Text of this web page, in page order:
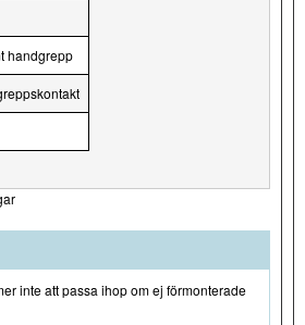
handgrepp
inte att passa ihop om ej förmonterade